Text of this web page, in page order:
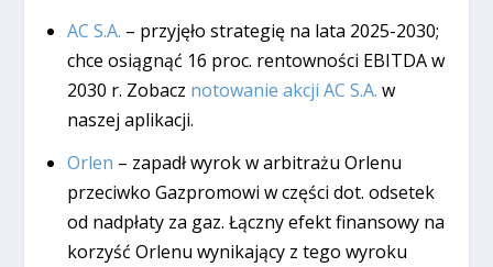
AC S.A. – przyjęło strategię na lata 2025-2030;
chce osiągnąć 16 proc. rentowności EBITDA w
2030 r. Zobacz notowanie akcji AC S.A. w
naszej aplikacji.
Orlen – zapadł wyrok w arbitrażu Orlenu
przeciwko Gazpromowi w części dot. odsetek
od nadpłaty za gaz. Łączny efekt finansowy na
korzyść Orlenu wynikający z tego wyroku